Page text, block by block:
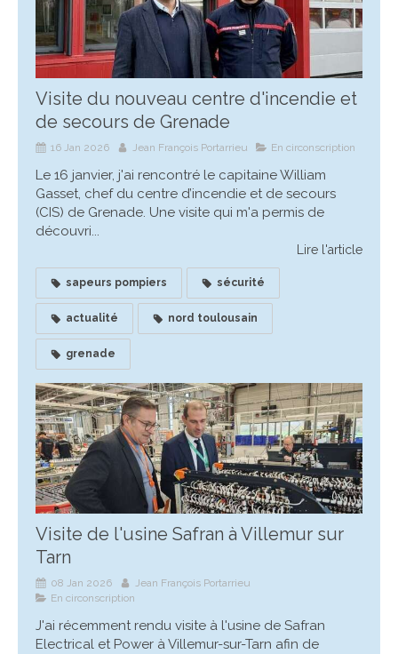
Visite du nouveau centre d'incendie et
de secours de Grenade
16 Jan 2026 Jean François Portarrieu En circonscription
Le 16 janvier, j'ai rencontré le capitaine William
Gasset, chef du centre d’incendie et de secours
(CIS) de Grenade. Une visite qui m'a permis de
découvri...
Lire l'article
sapeurs pompiers sécurité
actualité nord toulousain
grenade
Visite de l'usine Safran à Villemur sur
Tarn
08 Jan 2026
Jean François Portarrieu
En circonscription
J'ai récemment rendu visite à l'usine de Safran
Electrical et Power à Villemur-sur-Tarn afin de